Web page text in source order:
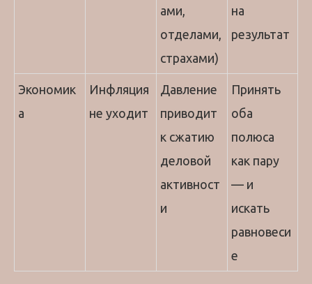
ами,
отделами,
страхами)
на
результат
Экономик
а
Инфляция
не уходит
Давление
приводит
к сжатию
деловой
активност
и
Принять
оба
полюса
как пару
— и
искать
равновеси
е